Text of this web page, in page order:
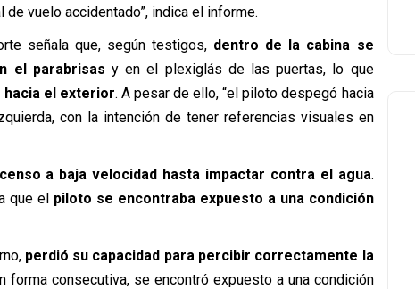
vuelo accidentado”, indica el informe.
señala que, según testigos, dentro de la cabina se
el parabrisas y en el plexiglás de las puertas, lo que
el exterior. A pesar de ello, “el piloto despegó hacia
con la intención de tener referencias visuales en
a baja velocidad hasta impactar contra el agua.
que el piloto se encontraba expuesto a una condición
perdió su capacidad para percibir correctamente la
forma consecutiva, se encontró expuesto a una condición